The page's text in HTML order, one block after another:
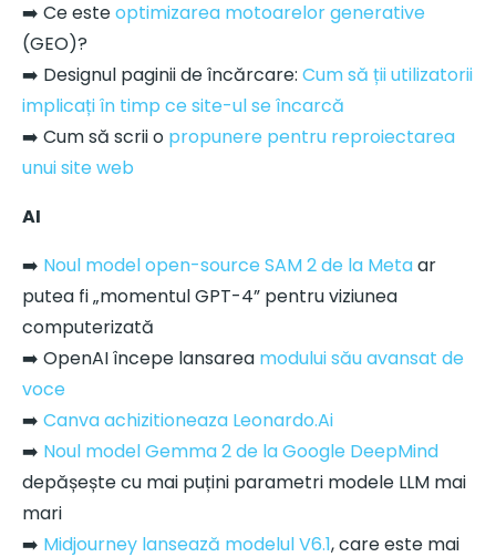
➡️ Ce esteoptimizarea motoarelor generative
(GEO)?
➡️ Designul paginii de încărcare: Cum să ții utilizatorii
implicați în timp ce site-ul se încarcă
➡️ Cum să scrii o propunere pentru reproiectarea
unui site web
AI
➡️ Noul model open-source SAM 2 de la Metaar
putea fi „momentul GPT-4” pentru viziunea
computerizată
➡️ OpenAI începe lansarea modului său avansat de
voce
➡️ Canva achizitioneaza Leonardo.Ai
➡️ Noul model Gemma 2 de la Google DeepMind
depășește cu mai puțini parametri modele LLM mai
mari
➡️ Midjourney lansează modelul V6.1, care este mai